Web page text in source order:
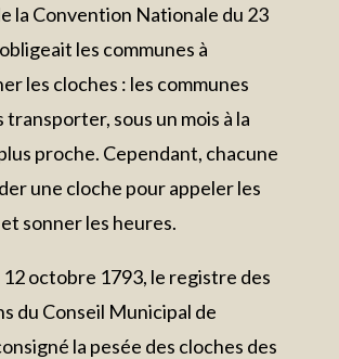
la Convention Nationale du 23
les communes à
les cloches : les communes
transporter, sous un mois à la
proche. Cependant, chacune
une cloche pour appeler les
sonner les heures.
12 octobre 1793, le registre des
du Conseil Municipal de
la pesée des cloches des